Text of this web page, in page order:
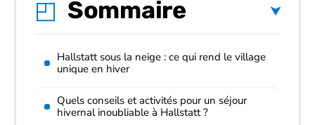
Sommaire
Hallstatt sous la neige : ce qui rend le village
unique en hiver
Quels conseils et activités pour un séjour
hivernal inoubliable à Hallstatt ?